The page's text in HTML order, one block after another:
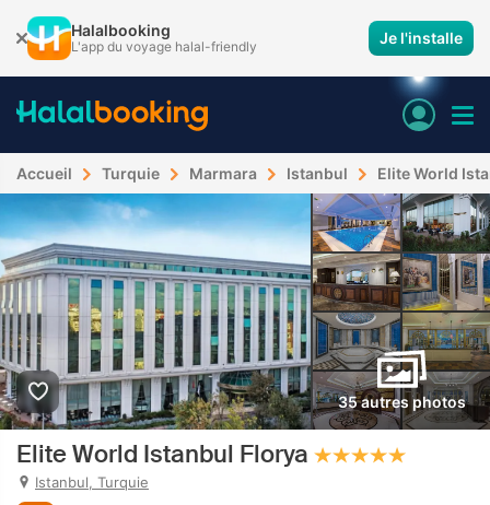
Halalbooking
L'app du voyage halal-friendly Je l'installe
Accueil Turquie Marmara Istanbul Elite World
35 autres photos
Elite World Istanbul Florya
Istanbul, Turquie